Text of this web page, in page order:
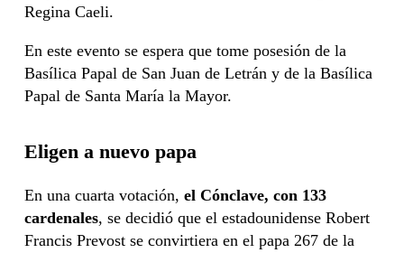
Regina Caeli.
En este evento se espera que tome posesión de la
Basílica Papal de San Juan de Letrán y de la Basílica
Papal de Santa María la Mayor.
Eligen a nuevo papa
En una cuarta votación, el Cónclave, con 133
cardenales, se decidió que el estadounidense Robert
Francis Prevost se convirtiera en el papa 267 de la